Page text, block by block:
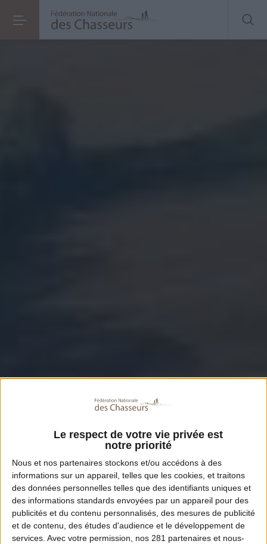
Le respect de votre vie privée est
notre priorité
Nous et nos partenaires stockons et/ou accédons à des
informations sur un appareil, telles que les cookies, et traitons
des données personnelles telles que des identifiants uniques et
des informations standards envoyées par un appareil pour des
publicités et du contenu personnalisés, des mesures de publicité
et de contenu, des études d'audience et le développement de
services. Avec votre permission, nos 281 partenaires et nous-